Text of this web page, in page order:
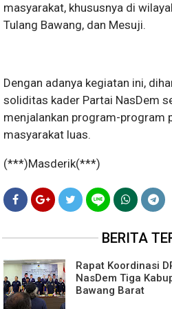
masyarakat, khususnya di
Tulang Bawang, dan Mesuji.
Dengan adanya kegiatan ini,
soliditas kader Partai NasDem
menjalankan program-program
masyarakat luas.
(***)Masderik(***)
BERITA
Rapat Koordinasi
NasDem Tiga
Bawang Barat